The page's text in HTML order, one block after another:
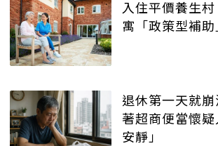
入住平價養生
寓「政策型補
退休第一天就
著超商便當懷
安靜」